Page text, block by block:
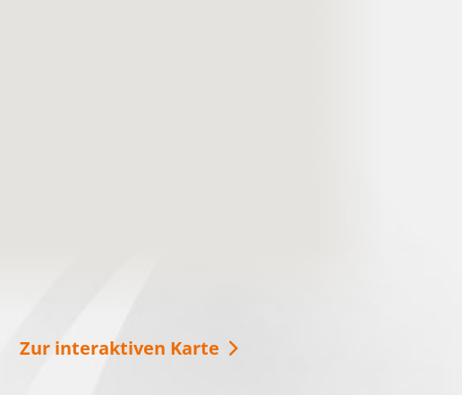
auf
Zur interaktiven Karte